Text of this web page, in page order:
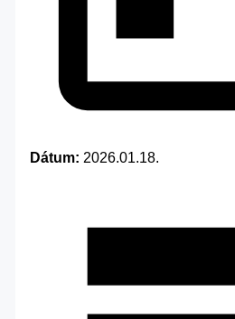
Dátum: 2026.01.18.